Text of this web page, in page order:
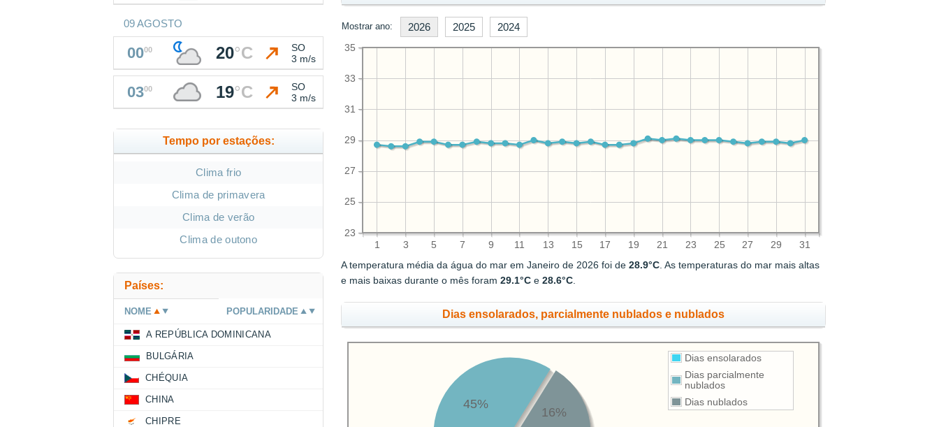
Mostrar ano: 2026 2025 2024
1 3 5 7 9 11 13 15 17 19 21 23 25 27 29 31
23
25
27
29
31
33
35
A temperatura média da água do mar em Janeiro de 2026 foi de28.9°C . As temperaturas do mar mais altas
e mais baixas durante o mês foram29.1°C e28.6°C
Dias ensolarados, parcialmente nublados e nublados
Dias ensolarados
Dias parcialmente
nublados
Dias nublados
45%
16%
09 AGOSTO
0000 20°C
SO
3 m/s
0300 19°C
SO
3 m/s
Tempo por estações:
Clima frio
Clima de primavera
Clima de verão
Clima de outono
Países:
NOME POPULARIDADE
A REPÚBLICA DOMINICANA
BULGÁRIA
CHÉQUIA
CHINA
CHIPRE